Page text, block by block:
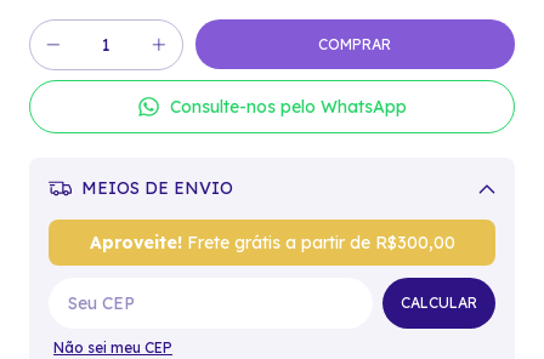
Consulte-nos pelo WhatsApp
MEIOS DE ENVIO
Aproveite!Frete grátis a partir de R$300,00
CALCULAR
Não sei meu CEP